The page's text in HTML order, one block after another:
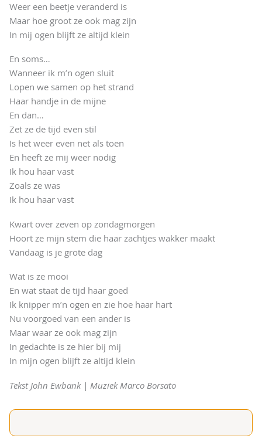
Weer een beetje veranderd is
Maar hoe groot ze ook mag zijn
In mij ogen blijft ze altijd klein
En soms…
Wanneer ik m’n ogen sluit
Lopen we samen op het strand
Haar handje in de mijne
En dan…
Zet ze de tijd even stil
Is het weer even net als toen
En heeft ze mij weer nodig
Ik hou haar vast
Zoals ze was
Ik hou haar vast
Kwart over zeven op zondagmorgen
Hoort ze mijn stem die haar zachtjes wakker maakt
Vandaag is je grote dag
Wat is ze mooi
En wat staat de tijd haar goed
Ik knipper m’n ogen en zie hoe haar hart
Nu voorgoed van een ander is
Maar waar ze ook mag zijn
In gedachte is ze hier bij mij
In mijn ogen blijft ze altijd klein
Tekst John Ewbank | Muziek Marco Borsato